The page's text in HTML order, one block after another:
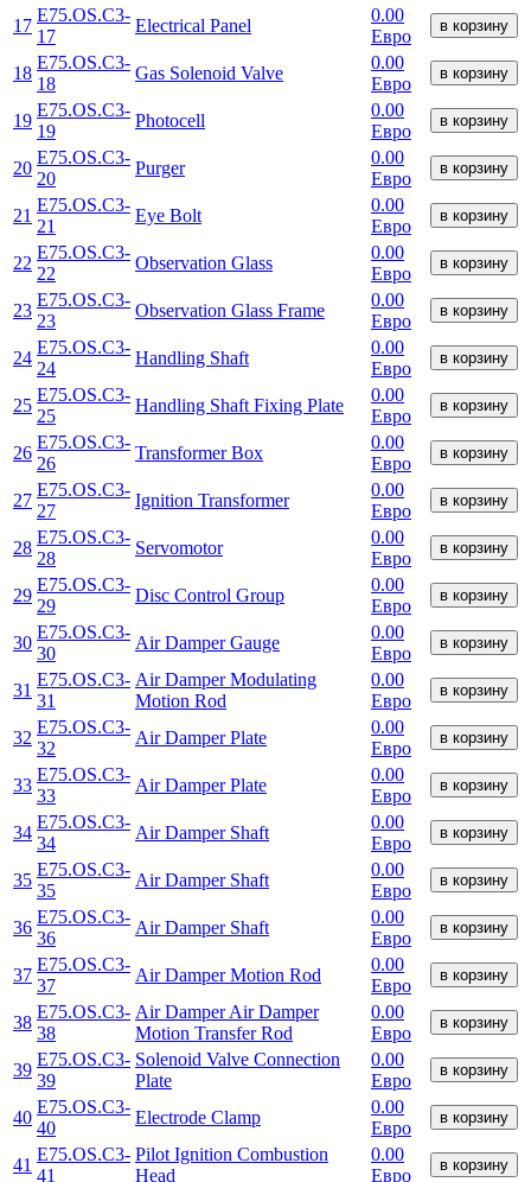
17
E75.OS.C3-
17
Electrical Panel
0.00
Евро
в корзину
18
E75.OS.C3-
18
Gas Solenoid Valve
0.00
Евро
в корзину
19
E75.OS.C3-
19
Photocell
0.00
Евро
в корзину
20
E75.OS.C3-
20
Purger
0.00
Евро
в корзину
21
E75.OS.C3-
21
Eye Bolt
0.00
Евро
в корзину
22
E75.OS.C3-
22
Observation Glass
0.00
Евро
в корзину
23
E75.OS.C3-
23
Observation Glass Frame
0.00
Евро
в корзину
24
E75.OS.C3-
24
Handling Shaft
0.00
Евро
в корзину
25
E75.OS.C3-
25
Handling Shaft Fixing Plate
0.00
Евро
в корзину
26
E75.OS.C3-
26
Transformer Box
0.00
Евро
в корзину
27
E75.OS.C3-
27
Ignition Transformer
0.00
Евро
в корзину
28
E75.OS.C3-
28
Servomotor
0.00
Евро
в корзину
29
E75.OS.C3-
29
Disc Control Group
0.00
Евро
в корзину
30
E75.OS.C3-
30
Air Damper Gauge
0.00
Евро
в корзину
31
E75.OS.C3-
31
Air Damper Modulating
Motion Rod
0.00
Евро
в корзину
32
E75.OS.C3-
32
Air Damper Plate
0.00
Евро
в корзину
33
E75.OS.C3-
33
Air Damper Plate
0.00
Евро
в корзину
34
E75.OS.C3-
34
Air Damper Shaft
0.00
Евро
в корзину
35
E75.OS.C3-
35
Air Damper Shaft
0.00
Евро
в корзину
36
E75.OS.C3-
36
Air Damper Shaft
0.00
Евро
в корзину
37
E75.OS.C3-
37
Air Damper Motion Rod
0.00
Евро
в корзину
38
E75.OS.C3-
38
Air Damper Air Damper
Motion Transfer Rod
0.00
Евро
в корзину
39
E75.OS.C3-
39
Solenoid Valve Connection
Plate
0.00
Евро
в корзину
40
E75.OS.C3-
40
Electrode Clamp
0.00
Евро
в корзину
41
E75.OS.C3-
41
Pilot Ignition Combustion
Head
0.00
Евро
в корзину